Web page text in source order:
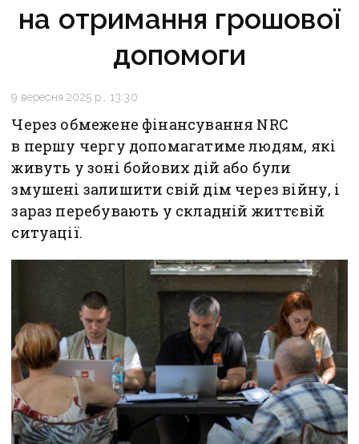
на отримання грошової
допомоги
9 вересня 2025 р., 13:30
Через обмежене фінансування NRC
в першу чергу допомагатиме людям, які
живуть у зоні бойових дій або були
змушені залишити свій дім через війну, і
зараз перебувають у складній життєвій
ситуації.